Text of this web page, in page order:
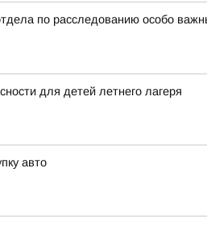
по расследованию особо
для детей летнего лагеря
авто